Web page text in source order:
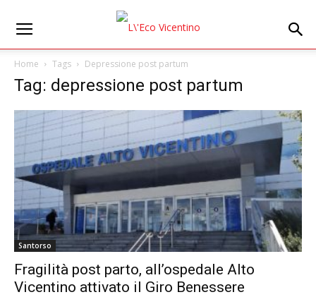
Home Tags Depressione post partum
Tag: depressione post partum
Santorso
Fragilità post parto, all’ospedale Alto
Vicentino attivato il Giro Benessere